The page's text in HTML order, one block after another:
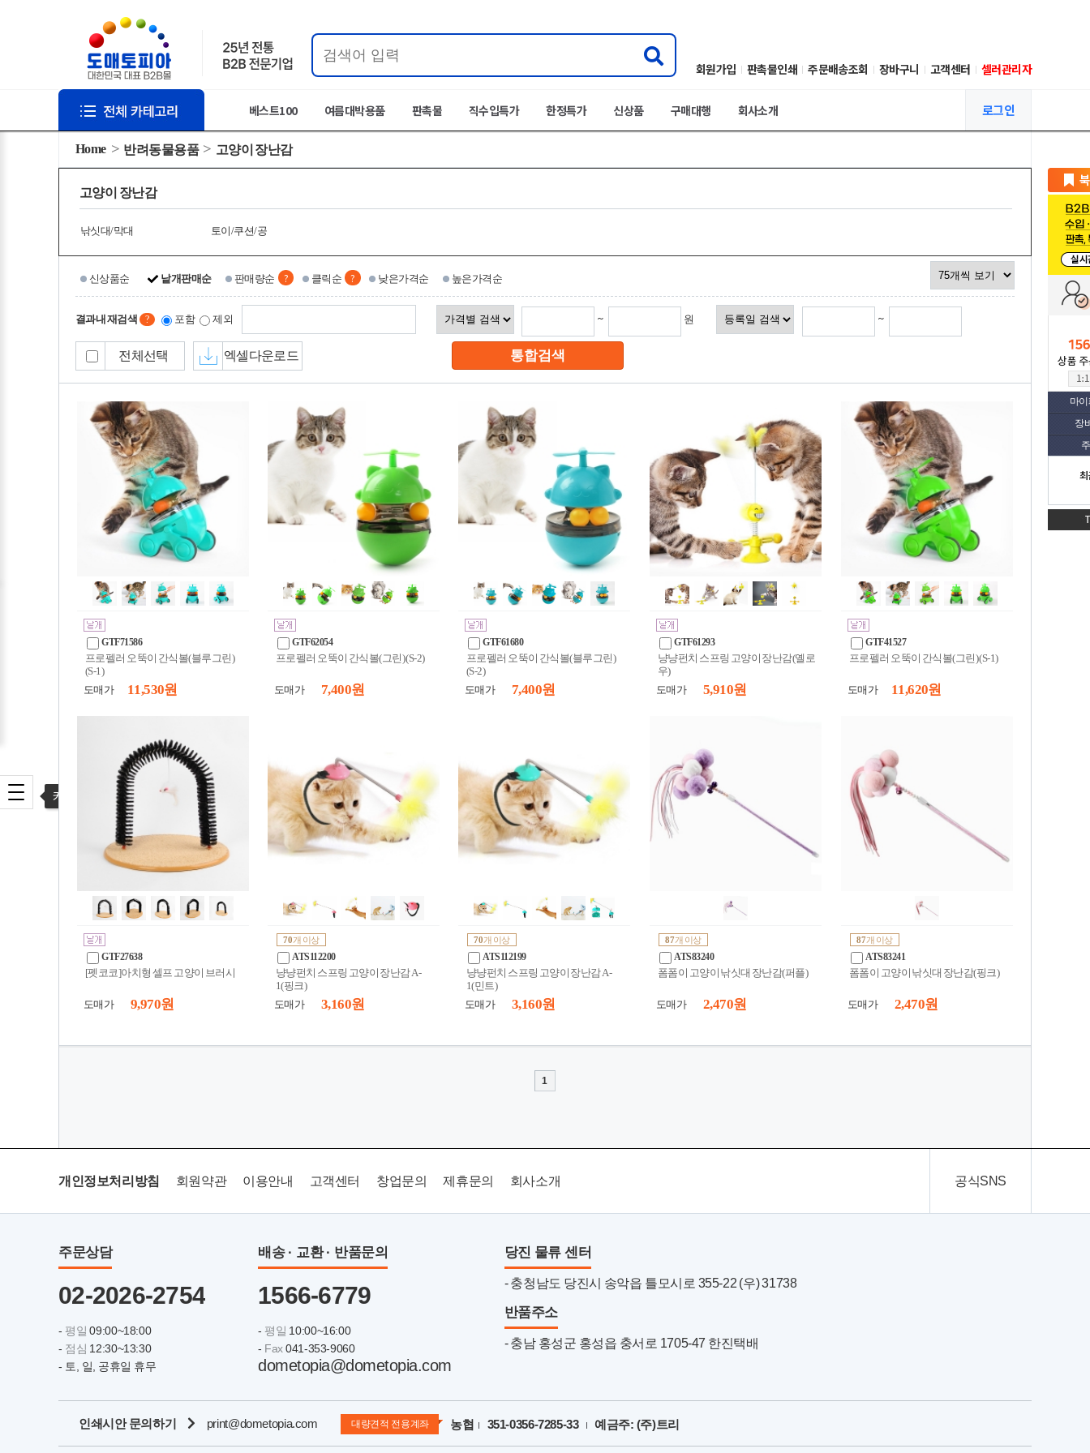
회원가입 판촉물인쇄 주문배송조회 장바구니 고객센터 셀러관리자
베스트100 여름대박용품 판촉물 직수입특가 한정특가 신상품 구매대행 회사소개 로그인
마
장
카테고리 열기
Home 반려동물용품 고양이 장난감
고양이 장난감
낚싯대/막대 토이/쿠션/공
신상품순 낱개판매순 판매량순 ? 클릭순 ? 낮은가격순 높은가격순
결과내 재검색 ? 포함 제외 ~ 원 ~
전체선택 엑셀다운로드
GTF71586
프로펠러 오뚝이 간식볼(블루그린)
(S-1)
도매가
11,530 원
GTF62054
프로펠러 오뚝이 간식볼(그린) (S-2)
도매가 7,400 원
GTF61680
프로펠러 오뚝이 간식볼(블루그린)
(S-2)
도매가
7,400 원
GTF61293
냥냥펀치 스프링 고양이 장난감(옐로
우)
도매가
5,910 원
GTF41527
프로펠러 오뚝이 간식볼(그린) (S-1)
도매가 11,620 원
GTF27638
[펫코코]아치형 셀프 고양이 브러시
도매가 9,970 원
70개 이상
ATS112200
냥냥펀치 스프링 고양이 장난감 A-
1(핑크)
도매가
3,160 원
70개 이상
ATS112199
냥냥펀치 스프링 고양이 장난감 A-
1(민트)
도매가
3,160 원
87개 이상
ATS83240
폼폼이 고양이 낚싯대 장난감(퍼플)
도매가 2,470 원
87개 이상
ATS83241
폼폼이 고양이 낚싯대 장난감(핑크)
도매가 2,470 원
1
개인정보처리방침 회원약관 이용안내 고객센터 창업문의 제휴문의 회사소개 공식SNS
주문상담
02-2026-2754
- 평일 09:00~18:00
- 점심 12:30~13:30
- 토, 일, 공휴일 휴무
배송 · 교환 · 반품문의
1566-6779
- 평일 10:00~16:00
- Fax041-353-9060
dometopia@dometopia.com
당진 물류 센터
- 충청남도 당진시 송악읍 틀모시로 355-22 (우) 31738
반품주소
- 충남 홍성군 홍성읍 충서로 1705-47 한진택배
인쇄시안 문의하기 print@dometopia.com 대량견적 전용계좌 농협 351-0356-7285-33 예금주: (주)트리